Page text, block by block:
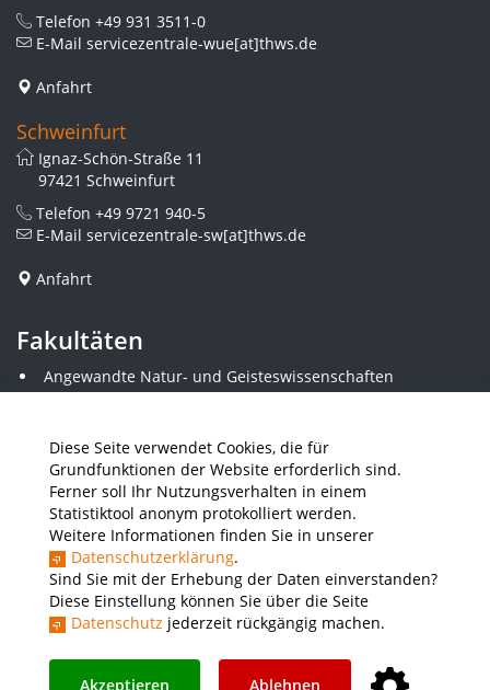
Diese Seite verwendet Cookies, die für
Grundfunktionen der Website erforderlich sind.
Ferner soll Ihr Nutzungsverhalten in einem
Statistiktool anonym protokolliert werden.
Weitere Informationen finden Sie in unserer
Datenschutzerklärung.
Sind Sie mit der Erhebung der Daten einverstanden?
Diese Einstellung können Sie über die Seite
Datenschutz jederzeit rückgängig machen.
Akzeptieren Ablehnen
Telefon +49 931 3511-0
E-Mail servicezentrale-wue[at]thws.de
Anfahrt
Schweinfurt
Ignaz-Schön-Straße 11
97421 Schweinfurt
Telefon +49 9721 940-5
E-Mail servicezentrale-sw[at]thws.de
Anfahrt
Fakultäten
Angewandte Natur- und Geisteswissenschaften
Angewandte Sozialwissenschaften
Elektrotechnik
Gestaltung
Informatik und Wirtschaftsinformatik
Kunststofftechnik und Vermessung
Maschinenbau
THWS Business School
Wirtschaftsingenieurwesen
Presse
Instagram YouTube LinkedIn